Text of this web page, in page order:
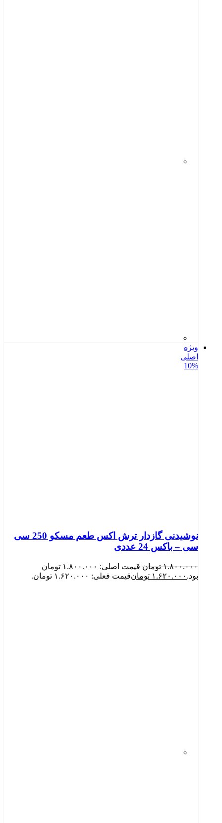
ویژه
اصلی
10%
نوشیدنی گازدار ترش اکس طعم مسکو 250 سی
سی – باکس 24 عددی
۱.۸۰۰.۰۰۰ تومان
قیمت اصلی: ۱.۸۰۰.۰۰۰ تومان
بود. ۱.۶۲۰.۰۰۰ تومانقیمت فعلی: ۱.۶۲۰.۰۰۰ تومان.